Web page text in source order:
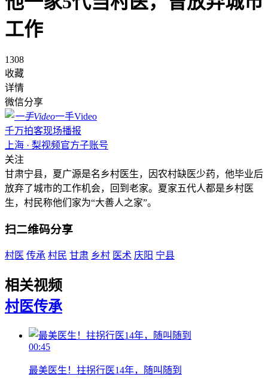
工作
1308
收藏
详情
微信分享
一手Video
千万拍客现场播报
上海 · 梨视频官方子账号
关注
甘肃宁县，夏广源是名乡村医生，因农村缺医少药，他毕业后
放弃了城市的工作机会，回到老家。夏家五代人都是乡村医
生，村民称他们家为“大善人之家”。
扫二维码分享
村医 传承 村民 甘肃 乡村 医术 庆阳 宁县
相关视频
村医传承
00:45
最美医生！拄拐行医14年，随叫随到